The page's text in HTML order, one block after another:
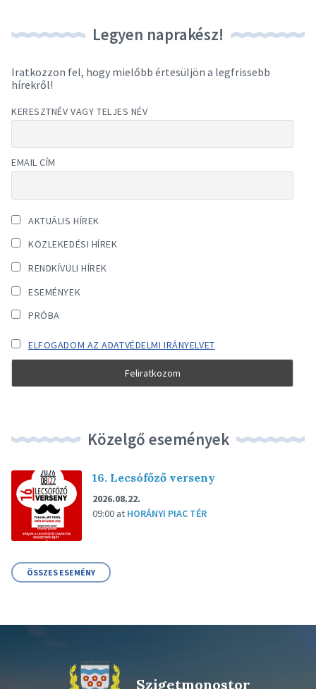
Legyen naprakész!
Iratkozzon fel, hogy mielőbb értesüljön a legfrissebb
hírekről!
KERESZTNÉV VAGY TELJES NÉV
EMAIL CÍM
AKTUÁLIS HÍREK
KÖZLEKEDÉSI HÍREK
RENDKÍVÜLI HÍREK
ESEMÉNYEK
PRÓBA
ELFOGADOM AZ ADATVÉDELMI IRÁNYELVET
Közelgő események
16. Lecsófőző verseny
2026.08.22.
09:00 at HORÁNYI PIAC TÉR
ÖSSZES ESEMÉNY
Szigetmonostor